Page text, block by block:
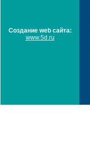
Создание web сайта:
www.5d.ru